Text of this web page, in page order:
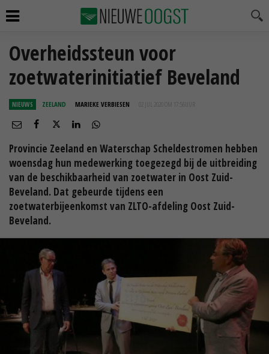
Overheidssteun voor
zoetwaterinitiatief Beveland
NIEUWS ZEELAND MARIEKE VERBIESEN 02 JUL 2020 OM 17:56
Provincie Zeeland en Waterschap Scheldestromen hebben
woensdag hun medewerking toegezegd bij de uitbreiding
van de beschikbaarheid van zoetwater in Oost Zuid-
Beveland. Dat gebeurde tijdens een
zoetwaterbijeenkomst van ZLTO-afdeling Oost Zuid-
Beveland.